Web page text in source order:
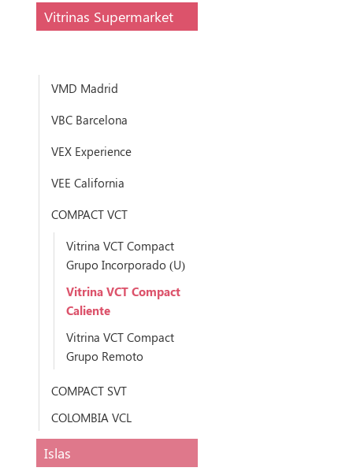
Vitrinas Supermarket
VMD Madrid
VBC Barcelona
VEX Experience
VEE California
COMPACT VCT
Vitrina VCT Compact
Grupo Incorporado (U)
Vitrina VCT Compact
Caliente
Vitrina VCT Compact
Grupo Remoto
COMPACT SVT
COLOMBIA VCL
Islas